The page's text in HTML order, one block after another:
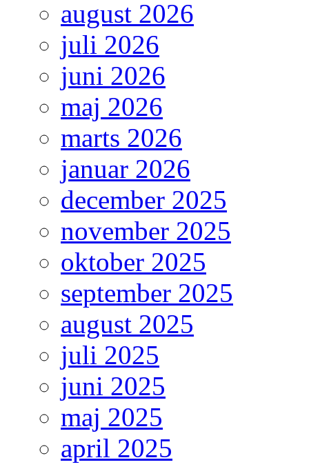
august 2026
juli 2026
juni 2026
maj 2026
marts 2026
januar 2026
december 2025
november 2025
oktober 2025
september 2025
august 2025
juli 2025
juni 2025
maj 2025
april 2025